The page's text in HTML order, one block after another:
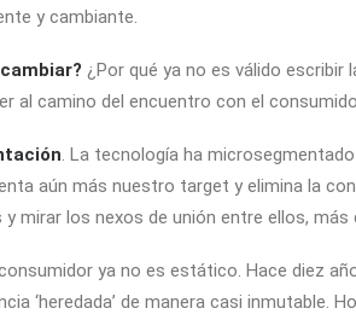
y cambiante.
¿Por qué ya no es válido
al camino del encuentro con el
. La tecnología ha
aún más nuestro target y elimina la
mirar los nexos de unión entre ellos,
ya no es estático. Hace diez
‘heredada’ de manera casi inmutable.